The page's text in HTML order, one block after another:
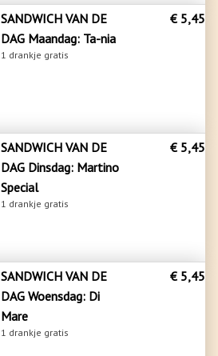
SANDWICH VAN DE
DAG Maandag: Ta-nia
1 drankje gratis
€ 5,45
SANDWICH VAN DE
DAG Dinsdag: Martino
Special
1 drankje gratis
€ 5,45
SANDWICH VAN DE
DAG Woensdag: Di
Mare
1 drankje gratis
€ 5,45